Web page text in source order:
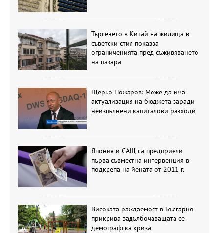
Търсенето в Китай на жилища в
съветски стил показва
ограниченията пред съживяването
на пазара
Щерьо Ножаров: Може да има
актуализация на бюджета заради
неизпълнени капиталови разходи
Япония и САЩ са предприели
първа съвместна интервенция в
подкрепа на йената от 2011 г.
Високата раждаемост в България
прикрива задълбочаващата се
демографска криза